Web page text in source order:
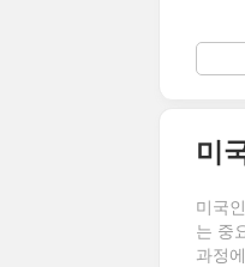
미국
는 중
과정